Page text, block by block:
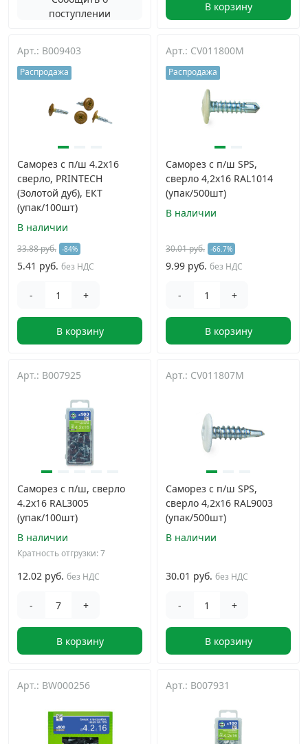
Перфорированный крепеж
Скобяные изделия и мебельная фурнитура
поступлении
В корзину
Арт.: B009403
Распродажа
Саморез с п/ш 4.2х16
сверло, PRINTECH
(Золотой дуб), ЕКТ
(упак/100шт)
В наличии
33.88 руб. -84%
5.41 руб. без НДС
- +
В корзину
Арт.: CV011800M
Распродажа
Саморез с п/ш SPS,
сверло 4,2x16 RAL1014
(упак/500шт)
В наличии
30.01 руб. -66.7%
9.99 руб. без НДС
- +
В корзину
Арт.: B007925
Саморез с п/ш, сверло
4.2х16 RAL3005
(упак/100шт)
В наличии
Кратность отгрузки: 7
12.02 руб. без НДС
- +
В корзину
Арт.: CV011807M
Саморез с п/ш SPS,
сверло 4,2x16 RAL9003
(упак/500шт)
В наличии
30.01 руб. без НДС
- +
В корзину
Арт.: BW000256 Арт.: B007931